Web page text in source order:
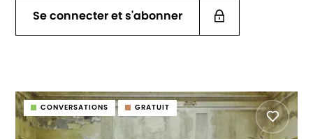
Se connecter et s'abonner
CONVERSATIONS GRATUIT